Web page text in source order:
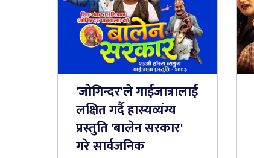
'जोगिन्दर'ले गाईजात्रालाई
लक्षित गर्दै हास्यव्यंग्य
प्रस्तुति 'बालेन सरकार'
गरे सार्वजनिक